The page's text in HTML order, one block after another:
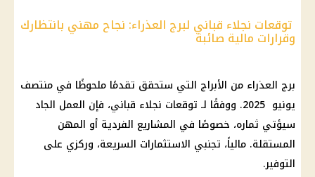
توقعات نجلاء قباني لبرج العذراء: نجاح مهني بانتظارك
وقرارات مالية صائبة
برج العذراء من الأبراج التي ستحقق تقدمًا ملحوظًا في منتصف
يونيو 2025. ووفقًا لـ توقعات نجلاء قباني، فإن العمل الجاد
سيؤتي ثماره، خصوصًا في المشاريع الفردية أو المهن
المستقلة. مالياً، تجنبي الاستثمارات السريعة، وركزي على
التوفير.